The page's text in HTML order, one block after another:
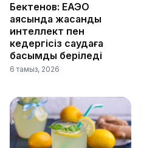
Бектенов: ЕАЭО
аясында жасанды
интеллект пен
кедергісіз саудаға
басымдық беріледі
6 тамыз, 2026